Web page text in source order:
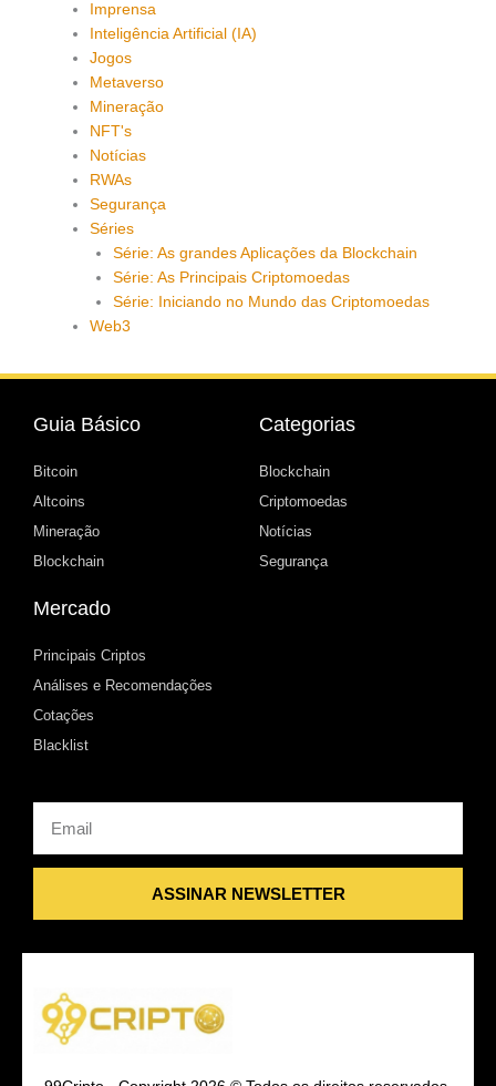
Imprensa
Inteligência Artificial (IA)
Jogos
Metaverso
Mineração
NFT's
Notícias
RWAs
Segurança
Séries
Série: As grandes Aplicações da Blockchain
Série: As Principais Criptomoedas
Série: Iniciando no Mundo das Criptomoedas
Web3
Guia Básico
Bitcoin
Altcoins
Mineração
Blockchain
Categorias
Blockchain
Criptomoedas
Notícias
Segurança
Mercado
Principais Criptos
Análises e Recomendações
Cotações
Blacklist
ASSINAR NEWSLETTER